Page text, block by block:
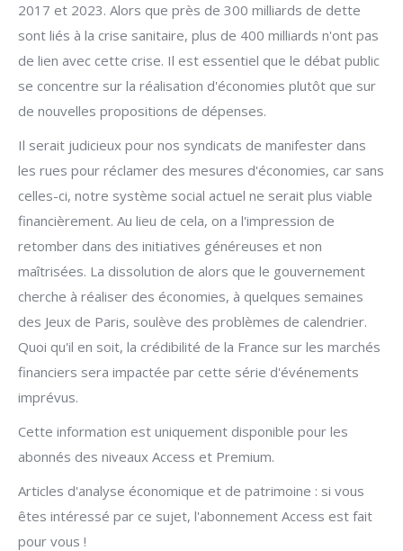
2017 et 2023. Alors que près de 300 milliards de dette
sont liés à la crise sanitaire, plus de 400 milliards n'ont pas
de lien avec cette crise. Il est essentiel que le débat public
se concentre sur la réalisation d'économies plutôt que sur
de nouvelles propositions de dépenses.
Il serait judicieux pour nos syndicats de manifester dans
les rues pour réclamer des mesures d'économies, car sans
celles-ci, notre système social actuel ne serait plus viable
financièrement. Au lieu de cela, on a l'impression de
retomber dans des initiatives généreuses et non
maîtrisées. La dissolution de alors que le gouvernement
cherche à réaliser des économies, à quelques semaines
des Jeux de Paris, soulève des problèmes de calendrier.
Quoi qu'il en soit, la crédibilité de la France sur les marchés
financiers sera impactée par cette série d'événements
imprévus.
Cette information est uniquement disponible pour les
abonnés des niveaux Access et Premium.
Articles d'analyse économique et de patrimoine : si vous
êtes intéressé par ce sujet, l'abonnement Access est fait
pour vous !